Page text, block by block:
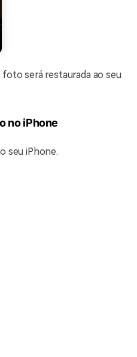
será restaurada ao seu
no iPhone
seu iPhone.